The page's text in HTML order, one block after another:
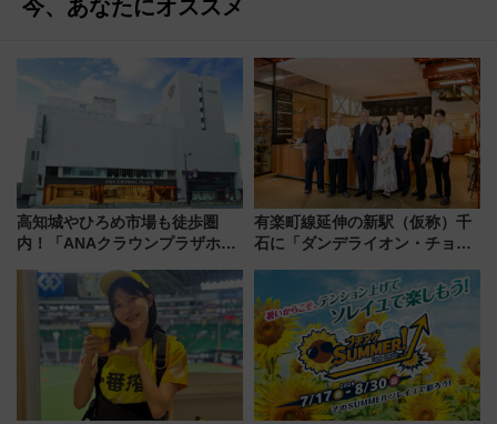
今、あなたにオススメ
高知城やひろめ市場も徒歩圏
内！「ANAクラウンプラザホテ
有楽町線延伸の新駅（仮称）千
石に「ダンデライオン・チョコ
1億円出資で挑む新時代のまちづ
くりとは？